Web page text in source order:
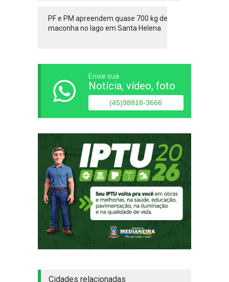
PF e PM apreendem quase 700 kg de
maconha no lago em Santa Helena
Envie sua
Notícia, vídeo, foto
(45)98818-3666
Cidades relacionadas